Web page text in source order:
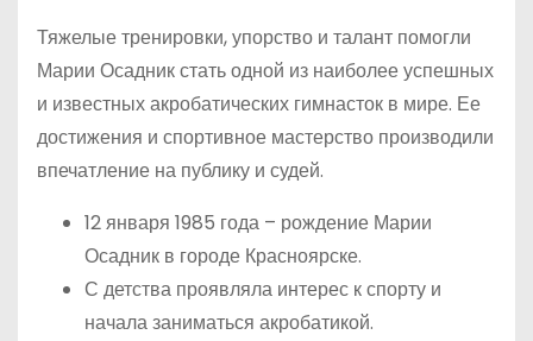
Тяжелые тренировки, упорство и талант помогли
Марии Осадник стать одной из наиболее успешных
и известных акробатических гимнасток в мире. Ее
достижения и спортивное мастерство производили
впечатление на публику и судей.
12 января 1985 года – рождение Марии
Осадник в городе Красноярске.
С детства проявляла интерес к спорту и
начала заниматься акробатикой.